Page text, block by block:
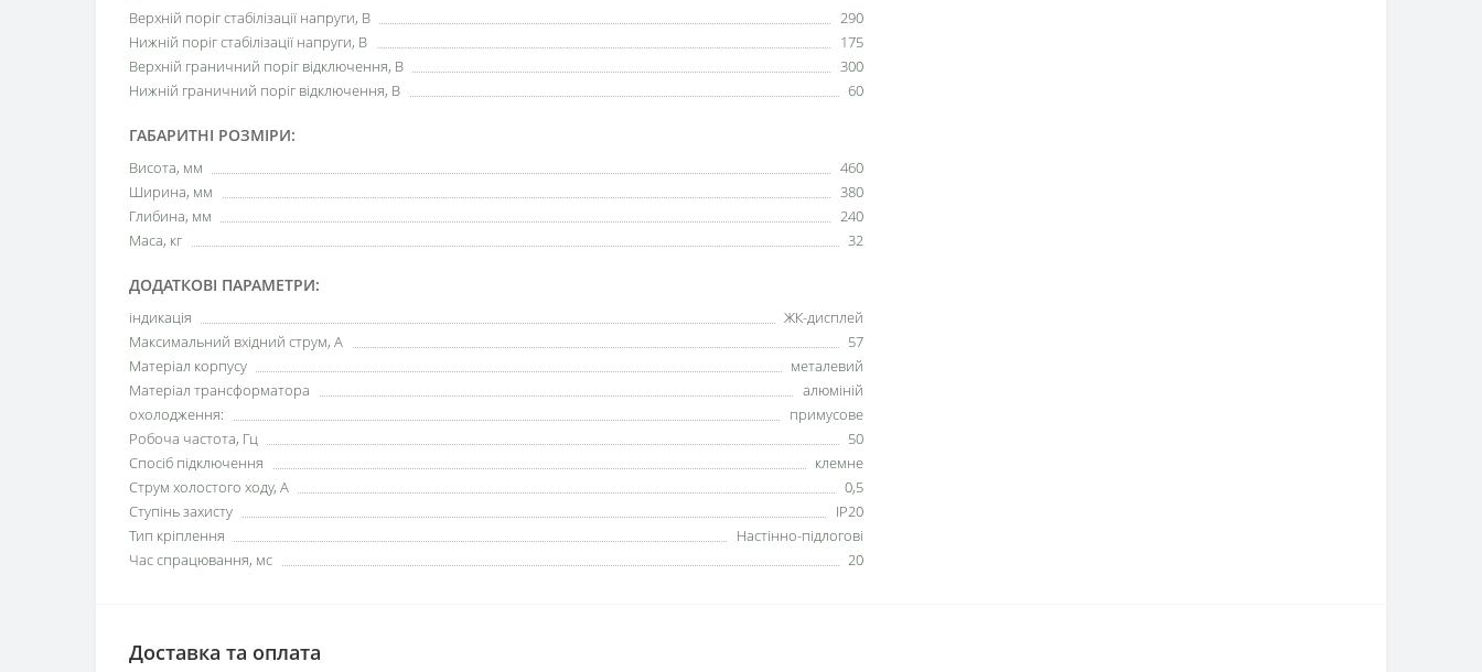
Верхній поріг стабілізації напруги, В
290
Нижній поріг стабілізації напруги, В
175
Верхній граничний поріг відключення, В
300
Нижній граничний поріг відключення, В
60
ГАБАРИТНІ РОЗМІРИ:
Висота, мм
460
Ширина, мм
380
Глибина, мм
240
Маса, кг
32
ДОДАТКОВІ ПАРАМЕТРИ:
індикація
ЖК-дисплей
Максимальний вхідний струм, А
57
Матеріал корпусу
металевий
Матеріал трансформатора
алюміній
охолодження:
примусове
Робоча частота, Гц
50
Спосіб підключення
клемне
Струм холостого ходу, А
0,5
Ступінь захисту
IP20
Тип кріплення
Настінно-підлогові
Час спрацювання, мс
20
Доставка та оплата